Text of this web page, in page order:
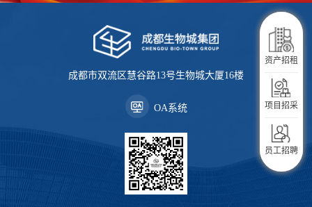
企业服务
生活服务
入驻指南
资产招租
项目招采
员工招聘
成都市双流区慧谷路13号生物城大厦16楼
OA系统